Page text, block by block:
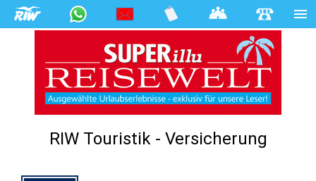
RIW Touristik - Versicherung